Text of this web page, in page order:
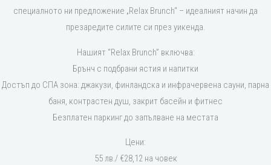
специалното ни предложение „Relax Brunch“ – идеалният начин да
презаредите силите си през уикенда.
Нашият “Relax Brunch” включва:
Брънч с подбрани ястия и напитки
Достъп до СПА зона: джакузи, финландска и инфрачервена сауни, парна
баня, контрастен душ, закрит басейн и фитнес
Безплатен паркинг до запълване на местата
Цени:
55 лв./ €28,12 на човек